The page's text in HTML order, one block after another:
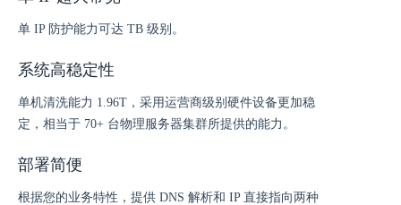
单 IP 防护能力可达 TB 级别。
系统高稳定性
单机清洗能力 1.96T，采用运营商级别硬件设备更加稳
定，相当于 70+ 台物理服务器集群所提供的能力。
部署简便
根据您的业务特性，提供 DNS 解析和 IP 直接指向两种